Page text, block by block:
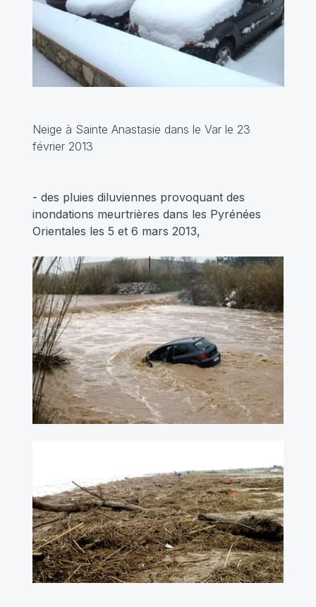
Neige à Sainte Anastasie dans le Var le 23
février 2013
- des pluies diluviennes provoquant des
inondations meurtrières dans les Pyrénées
Orientales les 5 et 6 mars 2013,